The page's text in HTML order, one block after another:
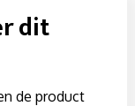
dit
de product